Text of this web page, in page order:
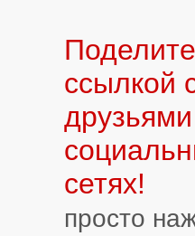
ссылкой
друзьями
сетях!
просто